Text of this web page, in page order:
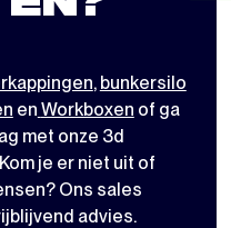
, bunkersilo
en Workboxen of ga
met onze 3d
je er niet uit of
Ons sales
advies.